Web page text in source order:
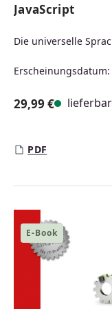
JavaScript
Die universelle
Erscheinungsdatum:
29,99 € lieferbar
PDF
E-Book